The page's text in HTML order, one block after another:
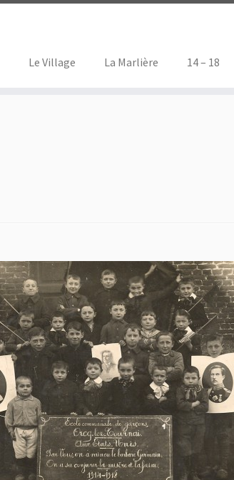
Le Village La Marlière 14 – 18